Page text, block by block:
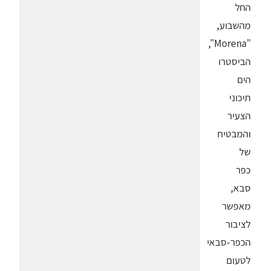
החל
מהשבוע,
"Morena",
הביסטרו
הים
תיכוני
הצעיר
והמבטיח
של
כפר
סבא,
מאפשר
לציבור
הכפר-סבאי
לטעום